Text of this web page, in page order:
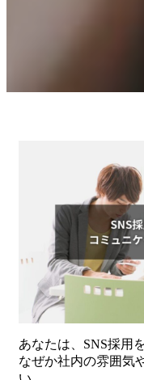
あなたは、SNS採用
なぜか社内の雰囲気